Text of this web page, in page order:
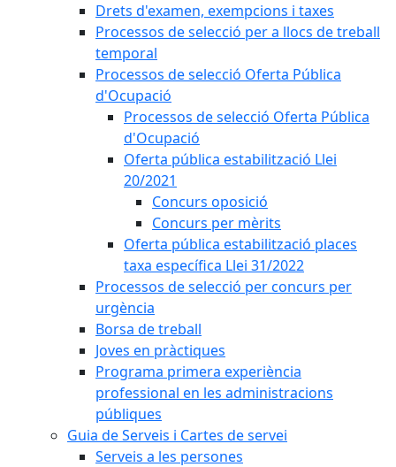
Drets d'examen, exempcions i taxes
Processos de selecció per a llocs de treball
temporal
Processos de selecció Oferta Pública
d'Ocupació
Processos de selecció Oferta Pública
d'Ocupació
Oferta pública estabilització Llei
20/2021
Concurs oposició
Concurs per mèrits
Oferta pública estabilització places
taxa específica Llei 31/2022
Processos de selecció per concurs per
urgència
Borsa de treball
Joves en pràctiques
Programa primera experiència
professional en les administracions
públiques
Guia de Serveis i Cartes de servei
Serveis a les persones